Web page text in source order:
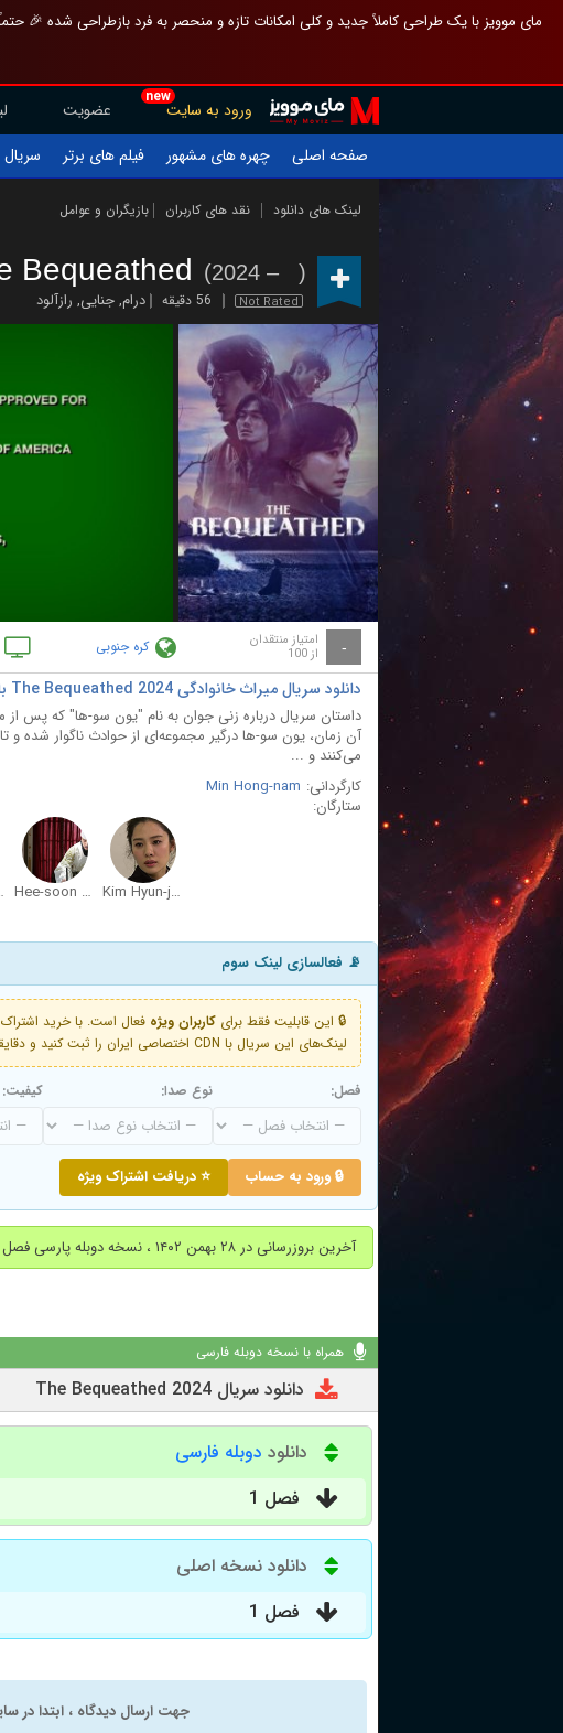
مای موویز با یک طراحی کاملاً جدید و کلی امکانات تازه و منحصر به فرد بازطراحی شده
new
ورود به سایت عضویت
صفحه اصلی
چهره های مشهور فیلم های برتر سریال
لینک های دانلود نقد های کاربران بازیگران و عوامل
Bequeathed (2024 – )
Not Rated 56 دقیقه درام,جنایی, رازآلود
- امتیاز منتقدان
از 100 کره جنوبی
دانلود سریال میراث خانوادگی The Bequeathed 2024 با دوبله فارسی
داستان سریال درباره زنی جوان به نام "یون سو-ها" که پس از
آن زمان، یون سو-ها درگیر مجموعه‌ای از حوادث ناگوار شده
می‌کنند و ...
کارگردانی: Min Hong-nam
ستارگان:
Kim Hyun-joo
Hee-soon Park
Park
📡 فعالسازی لینک سوم
🔒 این قابلیت فقط برای کاربران ویژه
لینک‌های این سریال با CDN اختصاصی ایران را ثبت کنید و دقایقی بعد به لینک سوم آن دسترسی خواهید داشت
فصل: نوع صدا: کیفیت:
🔒 ورود به حساب ⭐ دریافت اشتراک ویژه
آخرین بروزرسانی در ۲۸ بهمن ۱۴۰۲ ، نسخه دوبله پارسی فصل اول اضافه شد.
همراه با نسخه دوبله فارسی
دانلود سریال The Bequeathed 2024
دانلود دوبله فارسی
فصل 1
دانلود نسخه اصلی
فصل 1
جهت ارسال دیدگاه ، ابتدا در